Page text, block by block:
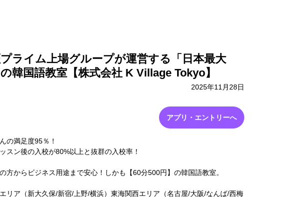
ライム上場グループが運営する「日本最大
韓国語教室【株式会社 K Village Tokyo】
2025年11月28日
アプリ・エントリーへ
の満足度95％！
スン後の入校が80%以上と抜群の入校率！
方からビジネス用途まで安心！しかも【60分500円】の韓国語教室。
リア（新大久保/新宿/上野/横浜）東海関西エリア（名古屋/大阪/なんば/西梅